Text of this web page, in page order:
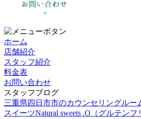
ホーム
店舗紹介
スタッフ紹介
料金表
お問い合わせ
スタッフブログ
三重県四日市市のカウンセリングルー
スイーツNatural sweets .O（グルテン